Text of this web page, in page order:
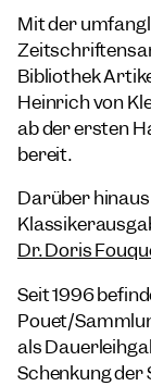
Mit der
Bibliothek
Heinrich von
ab der ersten
bereit.
Darüber
Dr. Doris
Seit 1996
Pouet/
als
Schenkung